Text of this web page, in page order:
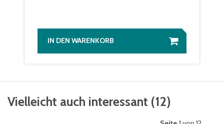
IN DEN WARENKORB
Vielleicht auch interessant (12)